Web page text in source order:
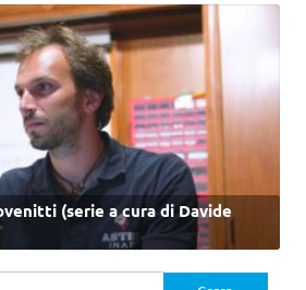
(serie a cura di Davide